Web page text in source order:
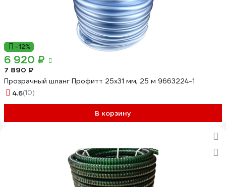
-12%
6 920 ₽
7 890 ₽
Прозрачный шланг Профитт 25х31 мм, 25 м 9663224-1
4.6(10)
В корзину